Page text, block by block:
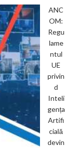
ANC
OM:
Regu
lame
ntul
UE
privin
d
Inteli
gența
Artifi
cială
devin